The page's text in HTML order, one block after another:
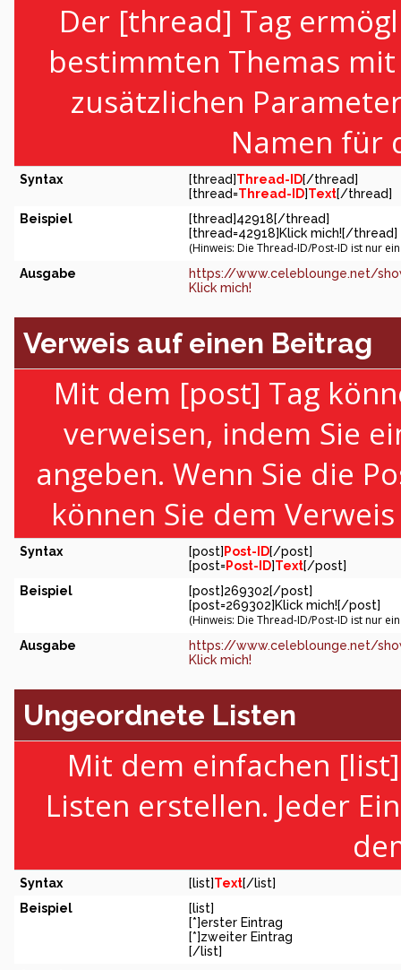
Der [thread] Tag
bestimmten Themas
zusätzlichen
Namen für
Syntax [thread]Thread-ID[/thread]
[thread=Thread-ID]Text[/thread]
Beispiel
[thread]42918[/thread]
[thread=42918]Klick mich![/thread]
(Hinweis: Die Thread-ID/Post-ID ist nur
Ausgabe
https://www.celeblounge.net/
Klick mich!
Verweis auf einen Beitrag
Mit dem [post] Tag
verweisen, indem Sie
angeben. Wenn Sie die
können Sie dem
Syntax [post] Post-ID[/post]
[post=Post-ID]Text[/post]
Beispiel
[post]269302[/post]
[post=269302]Klick mich![/post]
(Hinweis: Die Thread-ID/Post-ID ist nur
Ausgabe
https://www.celeblounge.net/
Klick mich!
Ungeordnete Listen
Mit dem einfachen
Listen erstellen. Jeder
Syntax [list]Text[/list]
Beispiel
[list]
[*]erster Eintrag
[*]zweiter Eintrag
[/list]